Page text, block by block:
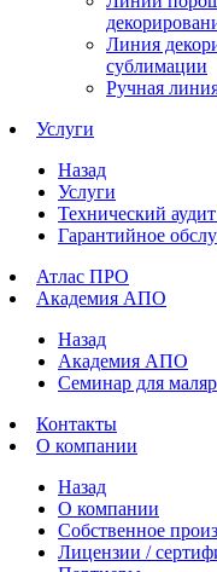
Линия
сублимации
Ручная
Услуги
Назад
Услуги
Технический
Гарантийное
Атлас ПРО
Академия АПО
Назад
Академия АПО
Семинар для
Контакты
О компании
Назад
О компании
Собственное
Лицензии /